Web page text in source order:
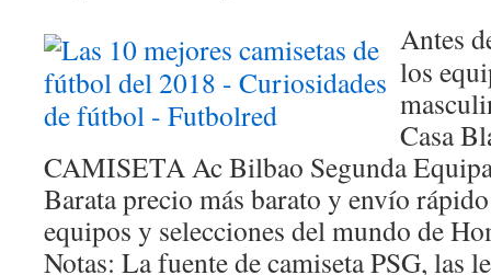
Antes
los
Casa
CAMISETA Ac Bilbao Segunda
Barata precio más barato y envío
equipos y selecciones del mundo de
Notas: La fuente de camiseta PSG, las